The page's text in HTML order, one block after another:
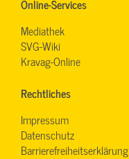
Online-Services
Mediathek
SVG-Wiki
Kravag-Online
Rechtliches
Impressum
Datenschutz
Barrierefreiheitserklärung